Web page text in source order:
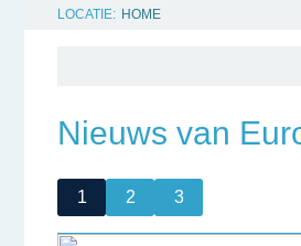
HOME
Nieuws van
1 2 3